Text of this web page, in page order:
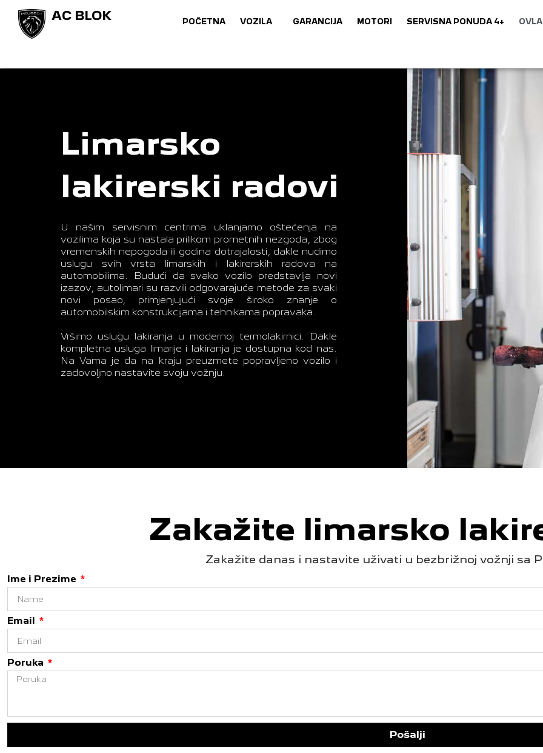
AC BLOK POČETNA VOZILA GARANCIJA MOTORI SERVISNA PONUDA 4+
Limarsko
lakirerski radovi
U našim servisnim centrima uklanjamo oštećenja na
vozilima koja su nastala prilikom prometnih nezgoda, zbog
vremenskih nepogoda ili godina dotrajalosti, dakle nudimo
uslugu svih vrsta limarskih i lakirerskih radova na
automobilima. Budući da svako vozilo predstavlja novi
izazov, autolimari su razvili odgovarajuće metode za svaki
novi posao, primjenjujući svoje široko znanje o
automobilskim konstrukcijama i tehnikama popravaka.
Vršimo uslugu lakiranja u modernoj termolakirnici. Dakle
kompletna usluga limarije i lakiranja je dostupna kod nas.
Na Vama je da na kraju preuzmete popravljeno vozilo i
zadovoljno nastavite svoju vožnju.
Zakažite limarsko
Zakažite danas i nastavite uživati u bezbrižnoj vožnji sa
Ime i Prezime
Email
Poruka
Pošalji